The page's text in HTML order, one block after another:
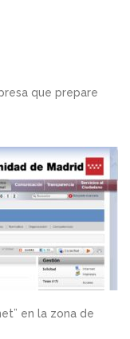
que prepare
en la zona de